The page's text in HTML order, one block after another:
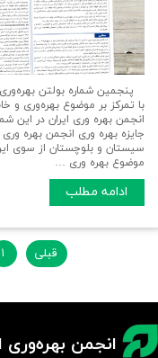
پنجمین شماره بولتن
با تمرکز بر موضوع بهره‌وری و
انجمن بهره وری ایران در این
جایزه بهره وری انجمن بهره
سیستان و بلوچستان از سوی
موضوع بهره وری …
ادامه مطلب
قبلی ۱
انجمن بهره‌وری